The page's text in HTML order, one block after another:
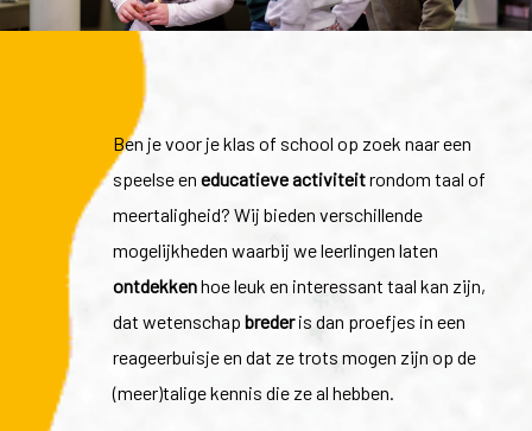
Ben je voor je klas of school op zoek naar een
speelse eneducatieveactiviteitrondom taal of
meertaligheid? Wij bieden verschillende
mogelijkheden waarbij we leerlingen laten
ontdekkenhoe leuk en interessant taal kan zijn,
dat wetenschapbrederis dan proefjes in een
reageerbuisje en dat ze trots mogen zijn op de
(meer)talige kennis die ze al hebben.